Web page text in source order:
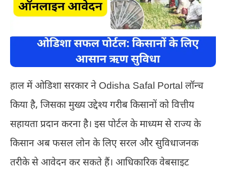
हाल में ओडिशा सरकार ने Odisha Safal Portal लॉन्च
किया है, जिसका मुख्य उद्देश्य गरीब किसानों को वित्तीय
सहायता प्रदान करना है। इस पोर्टल के माध्यम से राज्य के
किसान अब फसल लोन के लिए सरल और सुविधाजनक
तरीके से आवेदन कर सकते हैं। आधिकारिक वेबसाइट